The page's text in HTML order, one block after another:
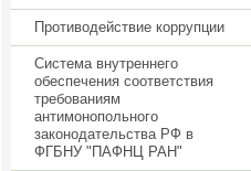
Противодействие коррупции
Система внутреннего
обеспечения соответствия
требованиям
антимонопольного
законодательства РФ в
ФГБНУ "ПАФНЦ РАН"